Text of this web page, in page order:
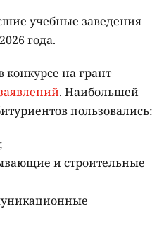
учебные заведения
года.
конкурсе на грант
. Наибольшей
пользовались:
и строительные